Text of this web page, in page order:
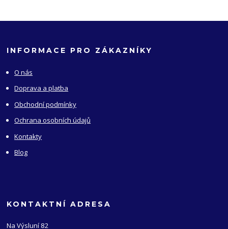
INFORMACE PRO ZÁKAZNÍKY
O nás
Doprava a platba
Obchodní podmínky
Ochrana osobních údajů
Kontakty
Blog
KONTAKTNÍ ADRESA
Na Výsluní 82